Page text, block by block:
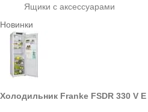
Ящики с аксессуарами
Новинки
Холодильник Franke FSDR 330 V